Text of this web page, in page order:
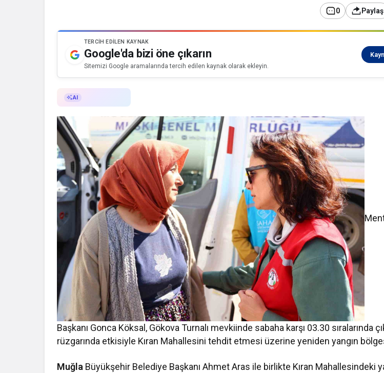
0 Paylaş
TERCIH EDILEN KAYNAK
Google'da bizi öne çıkarın
Sitemizi Google aramalarında tercih edilen kaynak olarak ekleyin.
AI
Başkanı Gonca Köksal, Gökova Turnalı mevkiinde sabaha karşı 03.30 sıralarında
rüzgarında etkisiyle Kıran Mahallesini tehdit etmesi üzerine yeniden yangın
Muğla Büyükşehir Belediye Başkanı Ahmet Aras ile birlikte Kıran Mahallesindeki